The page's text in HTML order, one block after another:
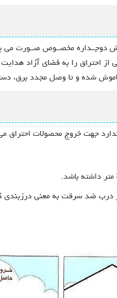
مخصــوص صــورت
از احتراق را به فضای
شده و تا وصل مجدد برق،
جهت خروج محصولات احتراق
درب ضد سرقت به معنی